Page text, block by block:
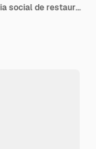
Menu de comida deliciosa e banner de mídia social de restaurante e modelo de postagem